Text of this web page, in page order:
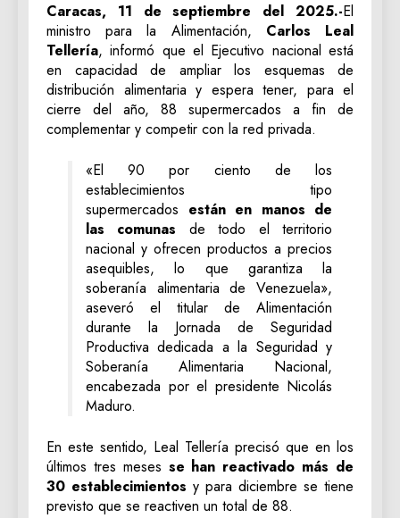
Caracas, 11 de septiembre del 2025.-El
ministro para la Alimentación, Carlos Leal
Tellería, informó que el Ejecutivo nacional está
en capacidad de ampliar los esquemas de
distribución alimentaria y espera tener, para el
cierre del año, 88 supermercados a fin de
complementar y competir con la red privada.
«El 90 por ciento de los
establecimientos tipo
supermercados están en manos de
las comunas de todo el territorio
nacional y ofrecen productos a precios
asequibles, lo que garantiza la
soberanía alimentaria de Venezuela»,
aseveró el titular de Alimentación
durante la Jornada de Seguridad
Productiva dedicada a la Seguridad y
Soberanía Alimentaria Nacional,
encabezada por el presidente Nicolás
Maduro.
En este sentido, Leal Tellería precisó que en los
últimos tres meses se han reactivado más de
30 establecimientos y para diciembre se tiene
previsto que se reactiven un total de 88.